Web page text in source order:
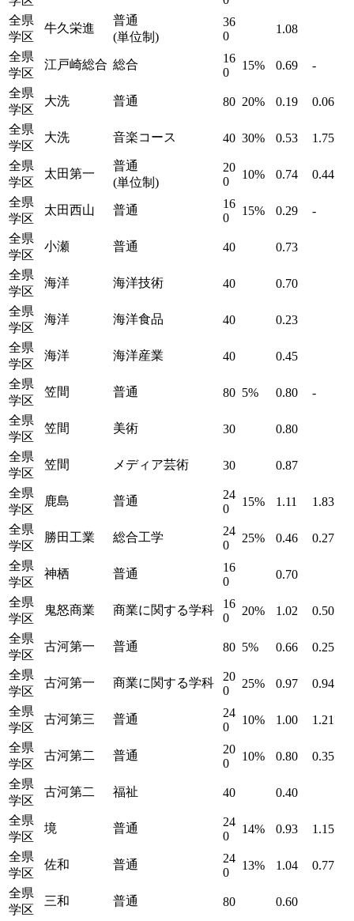
全県
学区
牛久栄進
普通
(単位制)
36
0
1.08
全県
学区
江戸崎総合 総合
16
0
15% 0.69 -
全県
学区
大洗 普通 80 20% 0.19 0.06
全県
学区
大洗 音楽コース 40 30% 0.53 1.75
全県
学区
太田第一
普通
(単位制)
20
0
10% 0.74 0.44
全県
学区
太田西山 普通
16
0
15% 0.29 -
全県
学区
小瀬 普通 40 0.73
全県
学区
海洋 海洋技術 40 0.70
全県
学区
海洋 海洋食品 40 0.23
全県
学区
海洋 海洋産業 40 0.45
全県
学区
笠間 普通 80 5% 0.80 -
全県
学区
笠間 美術 30 0.80
全県
学区
笠間 メディア芸術 30 0.87
全県
学区
鹿島 普通
24
0
15% 1.11 1.83
全県
学区
勝田工業 総合工学
24
0
25% 0.46 0.27
全県
学区
神栖 普通
16
0
0.70
全県
学区
鬼怒商業 商業に関する学科
16
0
20% 1.02 0.50
全県
学区
古河第一 普通 80 5% 0.66 0.25
全県
学区
古河第一 商業に関する学科
20
0
25% 0.97 0.94
全県
学区
古河第三 普通
24
0
10% 1.00 1.21
全県
学区
古河第二 普通
20
0
10% 0.80 0.35
全県
学区
古河第二 福祉 40 0.40
全県
学区
境 普通
24
0
14% 0.93 1.15
全県
学区
佐和 普通
24
0
13% 1.04 0.77
全県
学区
三和 普通 80 0.60